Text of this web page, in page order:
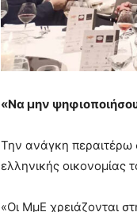
«Να μην
Την ανάγκη περαιτέρω
ελληνικής οικονομίας
«Οι ΜμΕ χρειάζονται